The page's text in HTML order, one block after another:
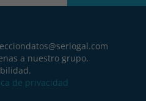
a nuestro grupo.
de privacidad